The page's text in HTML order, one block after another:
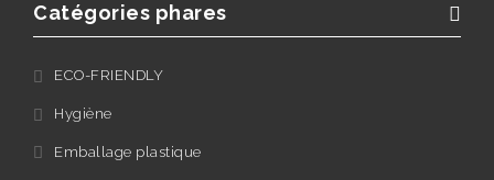
Catégories phares
ECO-FRIENDLY
Hygiène
Emballage plastique